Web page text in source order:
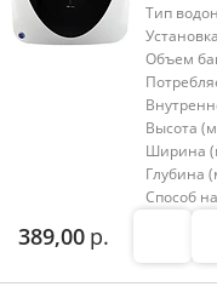
Тип
Объем
Высота
Ширина
Глубина
Способ
389,00 р.